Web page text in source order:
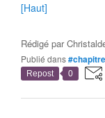
[Haut]
Rédigé par
Publié dans#chapitre
Repost 0